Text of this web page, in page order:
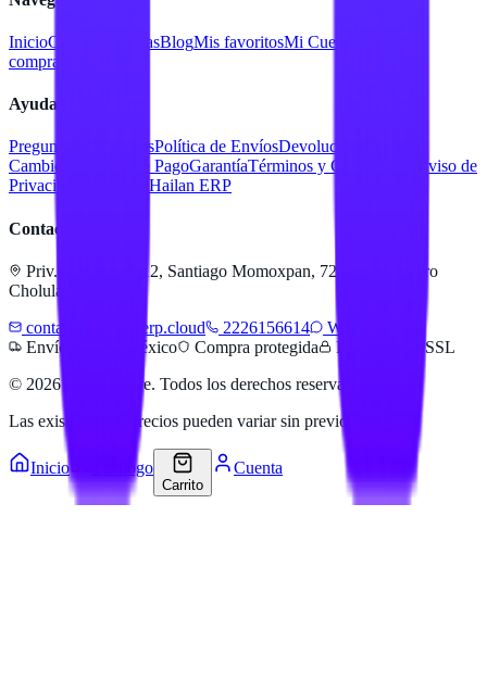
InicioCatálogo MarcasBlogMis favoritosMi Cuenta
compra
Ayuda
Preguntas FrecuentesPolítica de EnvíosDevoluciones y
Cambios
Métodos de PagoGarantíaTérminos y Condiciones
Aviso de
Privacidad
Servicios Hailan ERP
Contacto
Priv. Alejandra 512, Santiago Momoxpan, 72775 San Pedro
Cholula, Pue.
contacto@hailanerp.cloud
2226156614
WhatsApp
Envíos a todo México
Compra protegida
Pago seguro SSL
© 2026 Hailan Store. Todos los derechos reservados.
Las existencias y precios pueden variar sin previo aviso.
Inicio Catálogo
Carrito
Cuenta